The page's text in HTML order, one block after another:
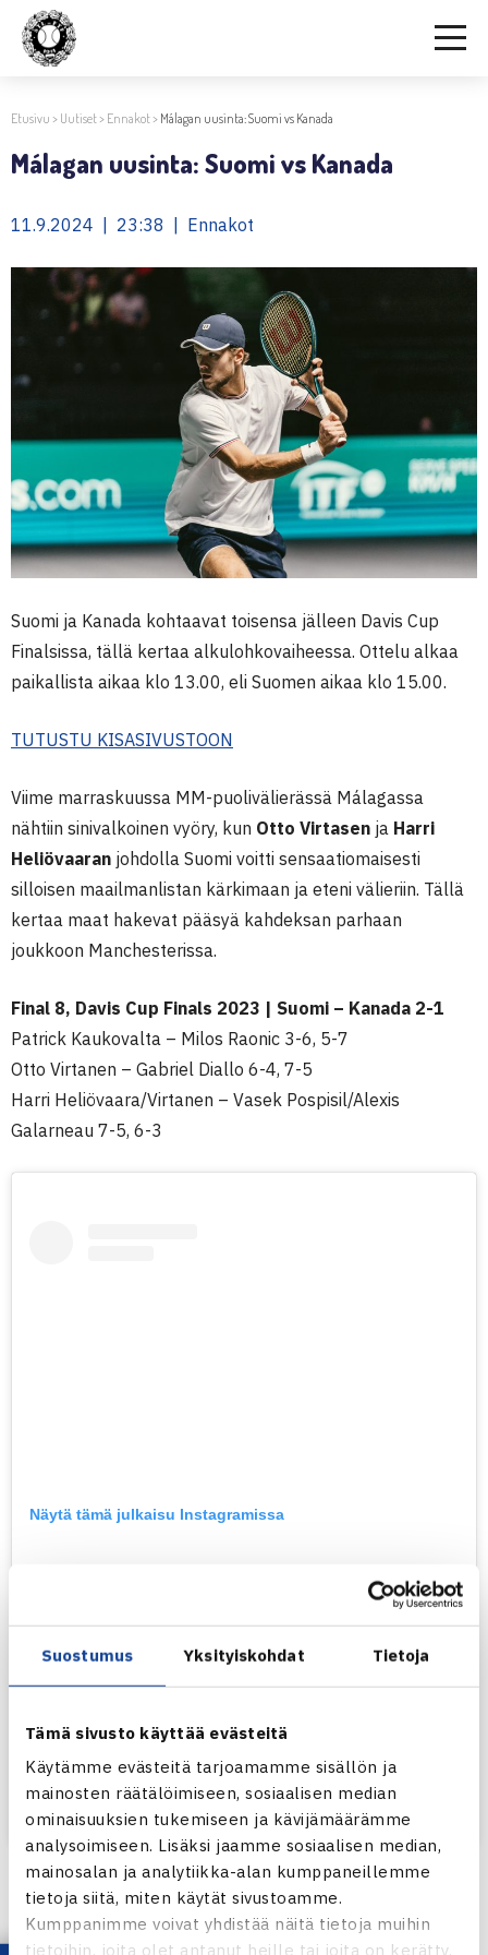
Suostumus Yksityiskohdat Tietoja
Tämä sivusto käyttää evästeitä
Käytämme evästeitä tarjoamamme sisällön ja
mainosten räätälöimiseen, sosiaalisen median
ominaisuuksien tukemiseen ja kävijämäärämme
analysoimiseen. Lisäksi jaamme sosiaalisen median,
mainosalan ja analytiikka-alan kumppaneillemme
tietoja siitä, miten käytät sivustoamme.
Kumppanimme voivat yhdistää näitä tietoja muihin
tietoihin, joita olet antanut heille tai joita on kerätty,
Etusivu > Uutiset> Ennakot> Málagan uusinta: Suomi vs Kanada
Málagan uusinta: Suomi vs Kanada
11.9.2024 | 23:38 | Ennakot
Suomi ja Kanada kohtaavat toisensa jälleen Davis Cup
Finalsissa, tällä kertaa alkulohkovaiheessa. Ottelu alkaa
paikallista aikaa klo 13.00, eli Suomen aikaa klo 15.00.
TUTUSTU KISASIVUSTOON
Viime marraskuussa MM-puolivälierässä Málagassa
nähtiin sinivalkoinen vyöry, kun Otto Virtasen ja Harri
Heliövaaran johdolla Suomi voitti sensaatiomaisesti
silloisen maailmanlistan kärkimaan ja eteni välieriin. Tällä
kertaa maat hakevat pääsyä kahdeksan parhaan
joukkoon Manchesterissa.
Final 8, Davis Cup Finals 2023 | Suomi – Kanada 2-1
Patrick Kaukovalta – Milos Raonic 3-6, 5-7
Otto Virtanen – Gabriel Diallo 6-4, 7-5
Harri Heliövaara/Virtanen – Vasek Pospisil/Alexis
Galarneau 7-5, 6-3
Näytä tämä julkaisu Instagramissa
Manchesterissa Kanada aloitti pelinsä 2-1 voitolla
Argentiinasta Felix Auger-Aliassimen ja Denis
Shapovalovinjohdolla: Auger-Aliassime voittiSebastian